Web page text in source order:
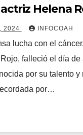
Helena
2024 INFOCOAH
lucha con el
falleció el día de
por su talento y
por…